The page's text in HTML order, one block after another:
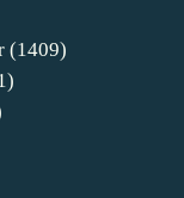
(1409)